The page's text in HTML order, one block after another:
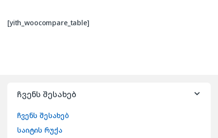
[yith_woocompare_table]
ჩვენს შესახებ
ჩვენს შესახებ
საიტის რუქა